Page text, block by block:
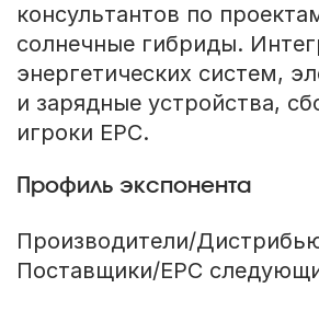
консультантов по
солнечные гибриды.
энергетических систем,
и зарядные устройства,
игроки EPC.
Профиль экспонента
Производители/
Поставщики/EPC